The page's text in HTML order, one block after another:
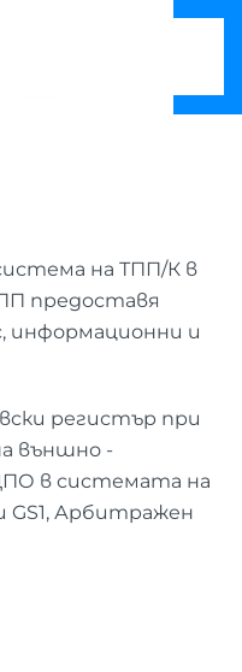
на ТПП/К в
предоставя
информационни и
регистър при
външно -
в системата на
GS1, Арбитражен